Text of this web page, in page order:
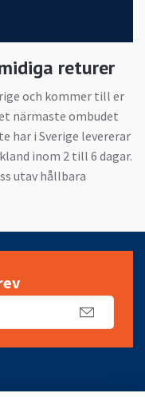
returer
och kommer till er
närmaste ombudet
har i Sverige levererar
inom 2 till 6 dagar.
utav hållbara